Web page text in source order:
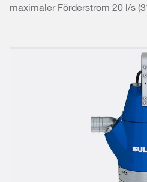
maximaler Förderstrom 20 l/s